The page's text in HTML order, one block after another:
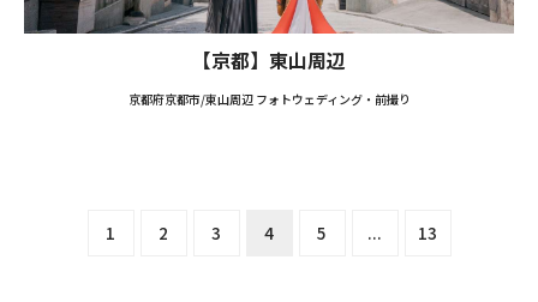
【京都】東山周辺
京都府京都市/東山周辺 フォトウェディング・前撮り
1 2 3 4 5 ... 13